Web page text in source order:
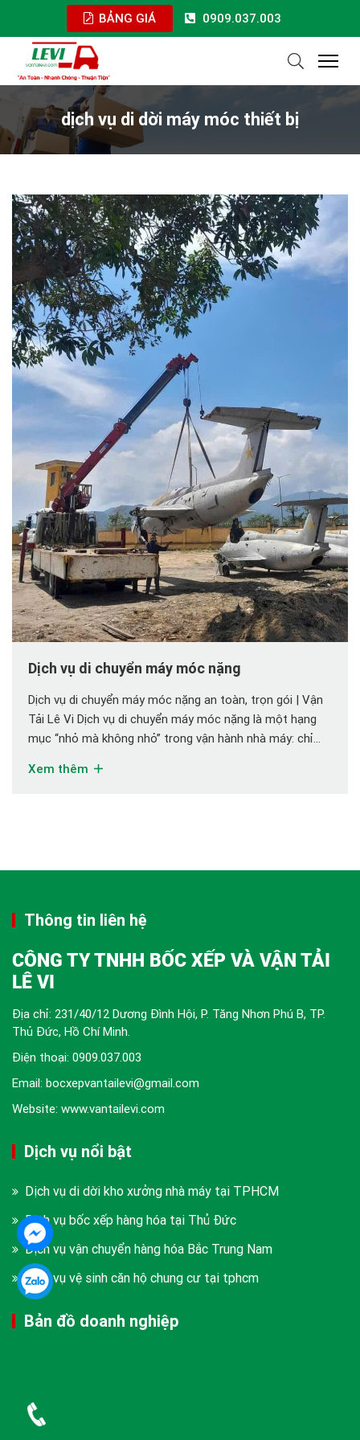
BẢNG GIÁ 0909.037.003
dịch vụ di dời máy móc thiết bị
Dịch vụ di chuyển máy móc nặng
Dịch vụ di chuyển máy móc nặng an toàn, trọn gói | Vận
Tải Lê Vi Dịch vụ di chuyển máy móc nặng là một hạng
mục “nhỏ mà không nhỏ” trong vận hành nhà máy: chỉ
lớn, gián đoạn […]
Xem thêm
Thông tin liên hệ
CÔNG TY TNHH BỐC XẾP VÀ VẬN TẢI
LÊ VI
Địa chỉ: 231/40/12 Dương Đình Hội, P. Tăng Nhơn Phú B, TP.
Thủ Đức, Hồ Chí Minh.
Điện thoại: 0909.037.003
Email: bocxepvantailevi@gmail.com
Website: www.vantailevi.com
Dịch vụ nổi bật
Dịch vụ di dời kho xưởng nhà máy tại TPHCM
Dịch vụ bốc xếp hàng hóa tại Thủ Đức
Dịch vụ vận chuyển hàng hóa Bắc Trung Nam
Dịch vụ vệ sinh căn hộ chung cư tại tphcm
Bản đồ doanh nghiệp